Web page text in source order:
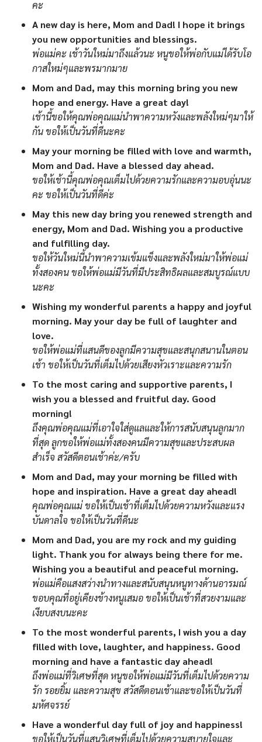
คะ
A new day is here, Mom and Dad! I hope it brings
you new opportunities and blessings.
พ่อแม่คะ เช้าวันใหม่มาถึงแล้วนะ หนูขอให้พ่อกับแม่ได้รับโอ
กาสใหม่ๆและพรมากมาย
Mom and Dad, may this morning bring you new
hope and energy. Have a great day!
เช้านี้ขอให้คุณพ่อคุณแม่นำพาความหวังและพลังใหม่ๆมาให้
กัน ขอให้เป็นวันที่ดีนะคะ
May your morning be filled with love and warmth,
Mom and Dad. Have a blessed day ahead.
ขอให้เช้านี้คุณพ่อคุณเต็มไปด้วยความรักและความอบอุ่นนะ
คะ ขอให้เป็นวันที่ดีค่ะ
May this new day bring you renewed strength and
energy, Mom and Dad. Wishing you a productive
and fulfilling day.
ขอให้วันใหม่นี้นำพาความเข้มแข็งและพลังใหม่มาให้พ่อแม่
ทั้งสองคน ขอให้พ่อแม่มีวันที่มีประสิทธิผลและสมบูรณ์แบบ
นะคะ
Wishing my wonderful parents a happy and joyful
morning. May your day be full of laughter and
love.
ขอให้พ่อแม่ที่แสนดีของลูกมีความสุขและสนุกสนานในตอน
เช้า ขอให้เป็นวันที่เต็มไปด้วยเสียงหัวเราะและความรัก
To the most caring and supportive parents, I
wish you a blessed and fruitful day. Good
morning!
ถึงคุณพ่อคุณแม่ที่เอาใจใส่ดูแลและให้การสนับสนุนลูกมาก
ที่สุด ลูกขอให้พ่อแม่ทั้งสองคนมีความสุขและประสบผล
สำเร็จ สวัสดีตอนเช้าค่ะ/ครับ
Mom and Dad, may your morning be filled with
hope and inspiration. Have a great day ahead!
คุณพ่อคุณแม่ ขอให้เป็นเช้าที่เต็มไปด้วยความหวังและแรง
บันดาลใจ ขอให้เป็นวันที่ดีนะ
Mom and Dad, you are my rock and my guiding
light. Thank you for always being there for me.
Wishing you a beautiful and peaceful morning.
พ่อแม่คือแสงสว่างนำทางและสนับสนุนหนูทางด้านอารมณ์
ขอบคุณที่อยู่เคียงข้างหนูเสมอ ขอให้เป็นเช้าที่สวยงามและ
เงียบสงบนะคะ
To the most wonderful parents, I wish you a day
filled with love, laughter, and happiness. Good
morning and have a fantastic day ahead!
ถึงพ่อแม่ที่วิเศษที่สุด หนูขอให้พ่อแม่มีวันที่เต็มไปด้วยความ
รัก รอยยิ้ม และความสุข สวัสดีตอนเช้าและขอให้เป็นวันที่
มหัศจรรย์
Have a wonderful day full of joy and happiness!
ขอให้เป็นวันที่แสนวิเศษที่เต็มไปด้วยความสบายใจและ